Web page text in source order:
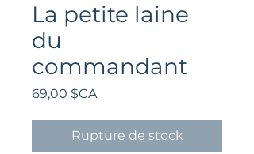
La petite laine
du
commandant
69,00 $CAPrix
Rupture de stock